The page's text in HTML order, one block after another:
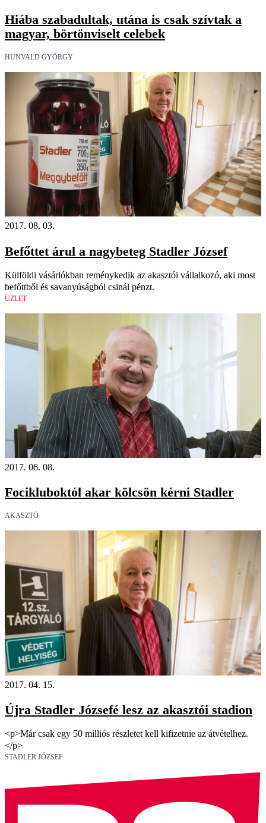
Hiába szabadultak, utána is csak szívtak a
magyar, börtönviselt celebek
HUNVALD GYÖRGY
2017. 08. 03.
Befőttet árul a nagybeteg Stadler József
Külföldi vásárlókban reménykedik az akasztói vállalkozó, aki most
befőttből és savanyúságból csinál pénzt.
ÜZLET
2017. 06. 08.
Focikluboktól akar kölcsön kérni Stadler
AKASZTÓ
2017. 04. 15.
Újra Stadler Józsefé lesz az akasztói stadion
<p>Már csak egy 50 milliós részletet kell kifizetnie az átvételhez.
</p>
STADLER JÓZSEF